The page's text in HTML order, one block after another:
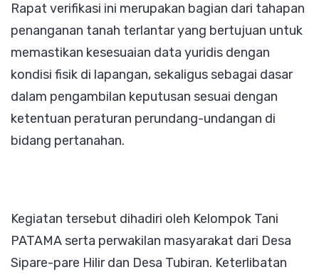
Rapat verifikasi ini merupakan bagian dari tahapan
penanganan tanah terlantar yang bertujuan untuk
memastikan kesesuaian data yuridis dengan
kondisi fisik di lapangan, sekaligus sebagai dasar
dalam pengambilan keputusan sesuai dengan
ketentuan peraturan perundang-undangan di
bidang pertanahan.
Kegiatan tersebut dihadiri oleh Kelompok Tani
PATAMA serta perwakilan masyarakat dari Desa
Sipare-pare Hilir dan Desa Tubiran. Keterlibatan